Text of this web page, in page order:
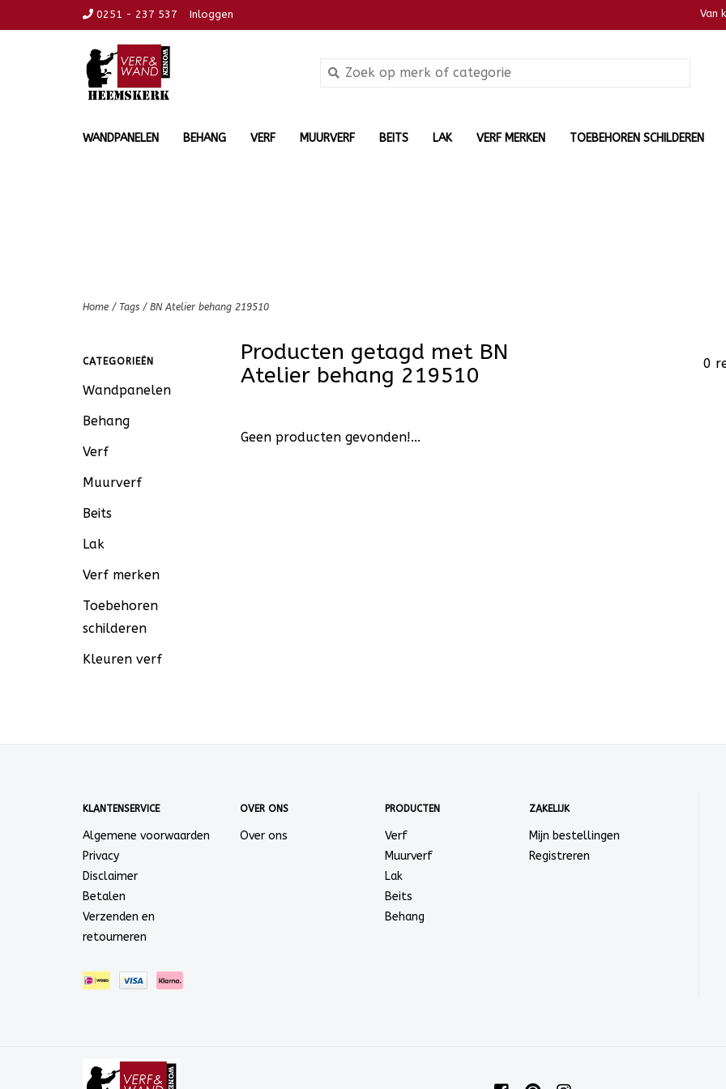
0251 - 237 537 Inloggen Van
WANDPANELEN BEHANG VERF MUURVERF BEITS LAK VERF MERKEN TOEBEHOREN SCHILDEREN
Home / Tags / BN Atelier behang 219510
CATEGORIEËN
Wandpanelen
Behang
Verf
Muurverf
Beits
Lak
Verf merken
Toebehoren
schilderen
Kleuren verf
Producten getagd met BN
Atelier behang 219510
0
Geen producten gevonden!...
KLANTENSERVICE
Algemene voorwaarden
Privacy
Disclaimer
Betalen
Verzenden en
retourneren
OVER ONS
Over ons
PRODUCTEN
Verf
Muurverf
Lak
Beits
Behang
ZAKELIJK
Mijn bestellingen
Registreren